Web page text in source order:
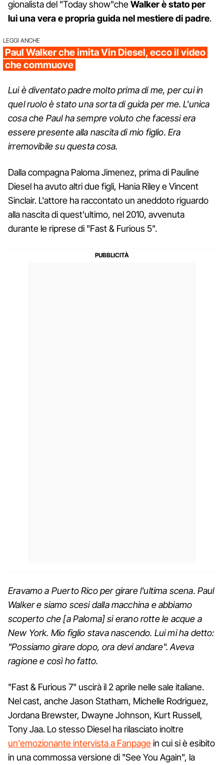
gionalista del "Today show"cheWalker è stato per
lui una vera e propria guida nel mestiere di padre.
LEGGI ANCHE
Paul Walker che imita Vin Diesel, ecco il video
che commuove
Lui è diventatopadre moltoprima di me, per cui in
quel ruolo è stato una sorta di guida per me.L'unica
cosa che Paul ha sempre voluto che facessi era
essere presente alla nascita di mio figlio. Era
irremovibile su questa cosa.
Dalla compagna Paloma Jimenez, prima di Pauline
Diesel ha avuto altri due figli, Hania Riley e Vincent
Sinclair. L'attore ha raccontato un aneddoto riguardo
alla nascita di quest'ultimo, nel 2010, avvenuta
durante le riprese di "Fast & Furious 5".
Eravamo a PuertoRicoper girare l'ultima scena. Paul
Walkere siamo scesidalla macchina eabbiamo
scoperto che [a Paloma] si erano rotte le acque a
New York. Mio figlio stava nascendo. Lui mi ha detto:
"Possiamo girare dopo, ora devi andare". Aveva
ragione e così ho fatto.
"Fast & Furious 7" uscirà il 2 aprile nelle sale italiane.
Nel cast, anche Jason Statham, Michelle Rodriguez,
Jordana Brewster, Dwayne Johnson, Kurt Russell,
Tony Jaa. Lo stesso Diesel ha rilasciato inoltre
un'emozionante intervista a Fanpagein cui si è esibito
in una commossa versione di "See You Again", la